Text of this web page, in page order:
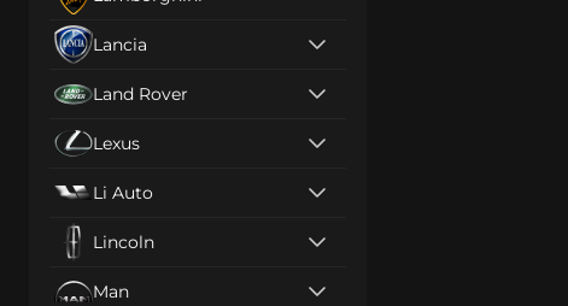
Lancia
Land Rover
Lexus
Li Auto
Lincoln
Man